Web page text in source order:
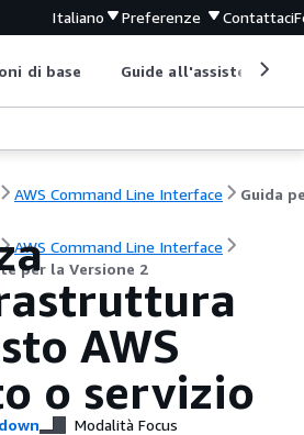
Italiano Preferenze Contattaci
di base Guide all'assistenza
AWS Command Line Interface
AWS Command Line Interface
per la Versione 2
AWS
o servizio
Modalità Focus